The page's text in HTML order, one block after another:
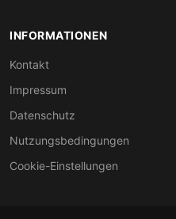
INFORMATIONEN
Kontakt
Impressum
Datenschutz
Nutzungsbedingungen
Cookie-Einstellungen